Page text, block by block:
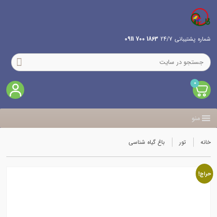
شماره پشتیبانی 24/7 1863 700 0911
0
منو
خانه تور باغ گیاه شناسی
حراج!